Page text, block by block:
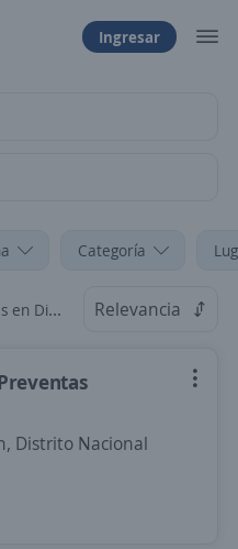
Ingresar
Categoría
Relevancia
Distrito Nacional